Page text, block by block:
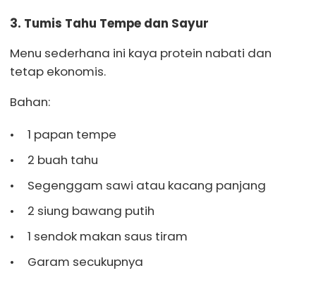
3. Tumis Tahu Tempe dan Sayur
Menu sederhana ini kaya protein nabati dan
tetap ekonomis.
Bahan:
1 papan tempe
2 buah tahu
Segenggam sawi atau kacang panjang
2 siung bawang putih
1 sendok makan saus tiram
Garam secukupnya